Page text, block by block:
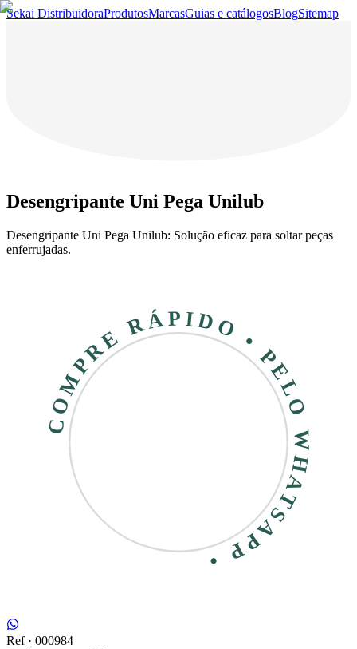
Sekai DistribuidoraProdutosMarcasGuias e catálogosBlogSitemap
Desengripante Uni Pega Unilub
Desengripante Uni Pega Unilub: Solução eficaz para soltar peças
enferrujadas.
COMPRE RÁPIDO • PELO WHATSAPP •
Ref · 000984